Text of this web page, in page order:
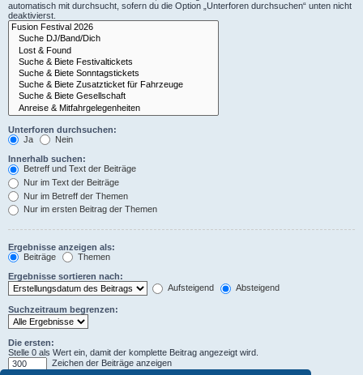
automatisch mit durchsucht, sofern du die Option „Unterforen durchsuchen“ unten nicht
deaktivierst.
Unterforen durchsuchen:
Ja
Nein
Innerhalb suchen:
Betreff und Text der Beiträge
Nur im Text der Beiträge
Nur im Betreff der Themen
Nur im ersten Beitrag der Themen
Ergebnisse anzeigen als:
Beiträge
Themen
Ergebnisse sortieren nach:
Aufsteigend
Absteigend
Suchzeitraum begrenzen:
Die ersten:
Stelle 0 als Wert ein, damit der komplette Beitrag angezeigt wird.
Zeichen der Beiträge anzeigen